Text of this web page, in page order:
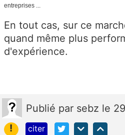
entreprises ...
En tout cas, sur ce
quand même plus
d'expérience.
Publié par sebz le
!
citer